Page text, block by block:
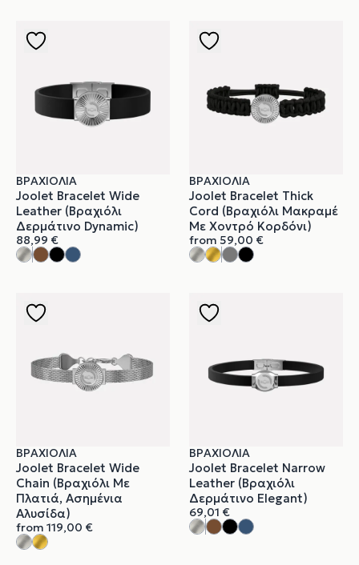
ΒΡΑΧΙΌΛΙΑ
Joolet Bracelet Wide
Leather (Βραχιόλι
Δερμάτινο Dynamic)
88,99 €
ΒΡΑΧΙΌΛΙΑ
Joolet Bracelet Thick
Cord (Βραχιόλι Μακραμέ
Με Χοντρό Κορδόνι)
from 59,00 €
ΒΡΑΧΙΌΛΙΑ
Joolet Bracelet Wide
Chain (Βραχιόλι Με
Πλατιά, Ασημένια
Αλυσίδα)
from 119,00 €
ΒΡΑΧΙΌΛΙΑ
Joolet Bracelet Narrow
Leather (Βραχιόλι
Δερμάτινο Elegant)
69,01 €